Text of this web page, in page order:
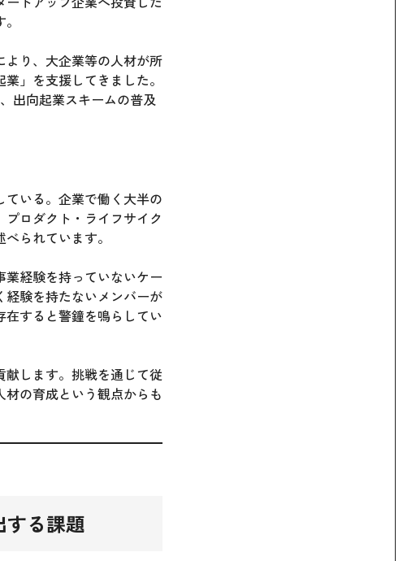
り、大企業等の人材が所
」を支援してきました。
出向起業スキームの普及
いる。企業で働く大半の
ロダクト・ライフサイク
られています。
経験を持っていないケー
験を持たないメンバーが
すると警鐘を鳴らしてい
します。挑戦を通じて従
の育成という観点からも
る課題